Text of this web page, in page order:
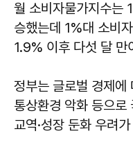
월 소비자물가지수는
승했는데 1%대 소비
1.9% 이후 다섯 달 만
정부는 글로벌 경제에
통상환경 악화 등으로
교역·성장 둔화 우려